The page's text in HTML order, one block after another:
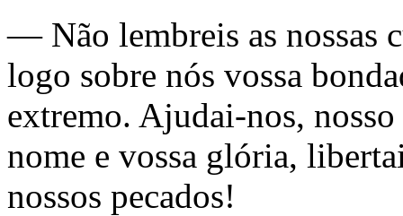
— Não lembreis as nossas
logo sobre nós vossa
extremo. Ajudai-nos,
nome e vossa glória,
nossos pecados!